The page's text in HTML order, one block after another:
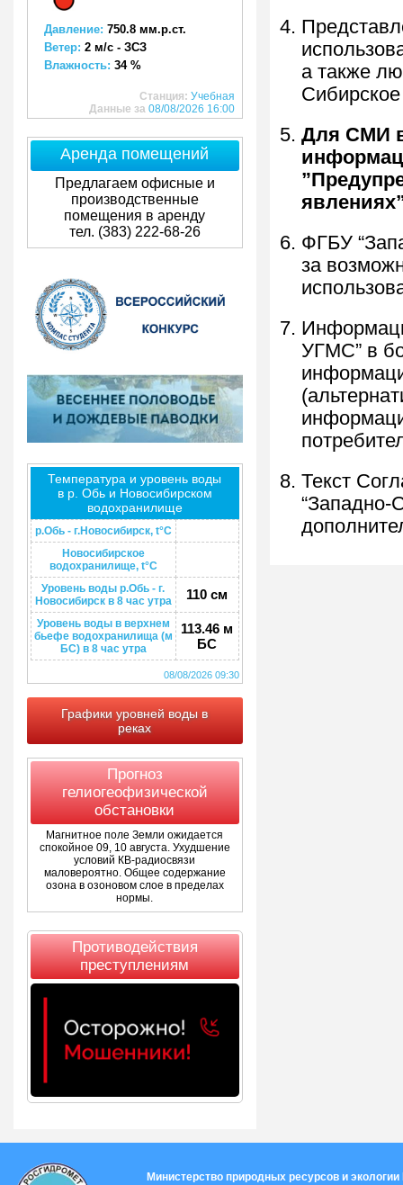
Давление: 750.8 мм.р.ст.
Ветер: 2 м/с - ЗСЗ
Влажность: 34 %
Станция: Учебная
Данные за 08/08/2026 16:00
Аренда помещений
Предлагаем офисные и
производственные
помещения в аренду
тел. (383) 222-68-26
Температура и уровень воды
в р. Обь и Новосибирском
водохранилище
р.Обь - г.Новосибирск, t°C
Новосибирское
водохранилище, t°C
Уровень воды р.Обь - г.
Новосибирск в 8 час утра
110 см
Уровень воды в верхнем
бьефе водохранилища (м
БС) в 8 час утра
113.46 м
БС
08/08/2026 09:30
Графики уровней воды в
реках
Прогноз
гелиогеофизической
обстановки
Магнитное поле Земли ожидается
спокойное 09, 10 августа. Ухудшение
условий КВ-радиосвязи
маловероятно. Общее содержание
озона в озоновом слое в пределах
нормы.
Противодействия
преступлениям
а также
Для СМИ
ФГБУ
за
УГМС” в
Текст
“Западно-
Министерство природных ресурсов и